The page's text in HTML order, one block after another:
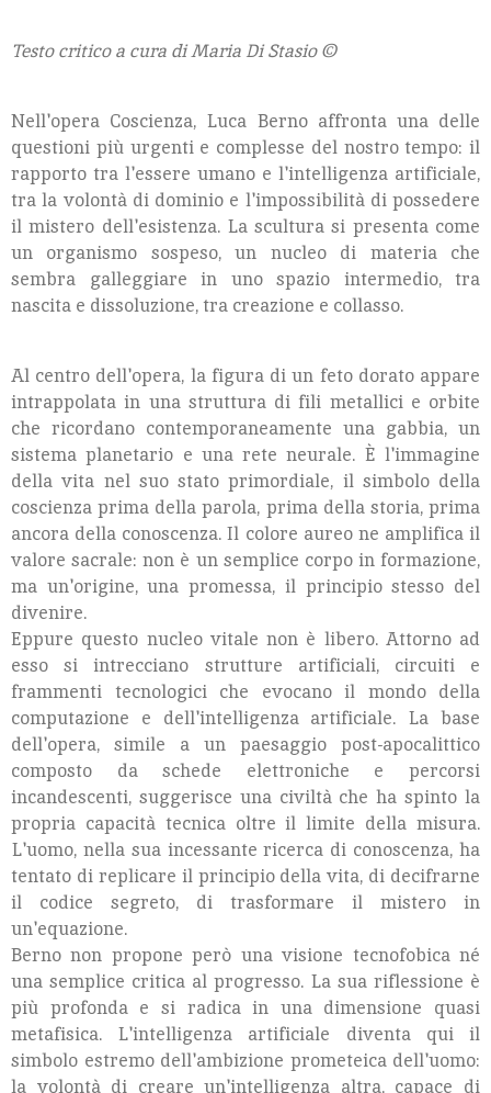
Testo critico a cura di Maria Di Stasio ©
Nell'opera Coscienza, Luca Berno affronta una delle
questioni più urgenti e complesse del nostro tempo: il
rapporto tra l'essere umano e l'intelligenza artificiale,
tra la volontà di dominio e l'impossibilità di possedere
il mistero dell'esistenza. La scultura si presenta come
un organismo sospeso, un nucleo di materia che
sembra galleggiare in uno spazio intermedio, tra
nascita e dissoluzione, tra creazione e collasso.
Al centro dell'opera, la figura di un feto dorato appare
intrappolata in una struttura di fili metallici e orbite
che ricordano contemporaneamente una gabbia, un
sistema planetario e una rete neurale. È l'immagine
della vita nel suo stato primordiale, il simbolo della
coscienza prima della parola, prima della storia, prima
ancora della conoscenza. Il colore aureo ne amplifica il
valore sacrale: non è un semplice corpo in formazione,
ma un'origine, una promessa, il principio stesso del
divenire.
Eppure questo nucleo vitale non è libero. Attorno ad
esso si intrecciano strutture artificiali, circuiti e
frammenti tecnologici che evocano il mondo della
computazione e dell'intelligenza artificiale. La base
dell'opera, simile a un paesaggio post-apocalittico
composto da schede elettroniche e percorsi
incandescenti, suggerisce una civiltà che ha spinto la
propria capacità tecnica oltre il limite della misura.
L'uomo, nella sua incessante ricerca di conoscenza, ha
tentato di replicare il principio della vita, di decifrarne
il codice segreto, di trasformare il mistero in
un'equazione.
Berno non propone però una visione tecnofobica né
una semplice critica al progresso. La sua riflessione è
più profonda e si radica in una dimensione quasi
metafisica. L'intelligenza artificiale diventa qui il
simbolo estremo dell'ambizione prometeica dell'uomo:
la volontà di creare un'intelligenza altra, capace di